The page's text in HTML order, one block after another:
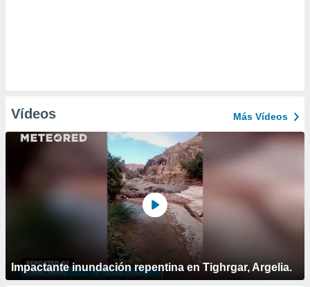
Vídeos Más Vídeos
Impactante inundación repentina en Tighrgar, Argelia.